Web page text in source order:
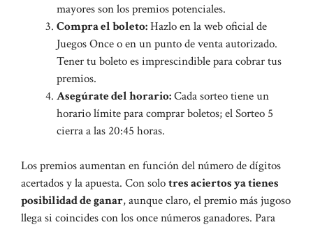
mayores son los premios potenciales.
Compra el boleto:Hazlo en la web oficial de
Juegos Once o en un punto de venta autorizado.
Tener tu boleto es imprescindible para cobrar tus
premios.
Asegúrate del horario:Cada sorteo tiene un
horario límite para comprar boletos; el Sorteo 5
cierra a las 20:45 horas.
Los premios aumentan en función del número de dígitos
acertados y la apuesta. Con solotres aciertos ya tienes
posibilidad de ganar, aunque claro, el premio más jugoso
llega si coincides con los once números ganadores. Para